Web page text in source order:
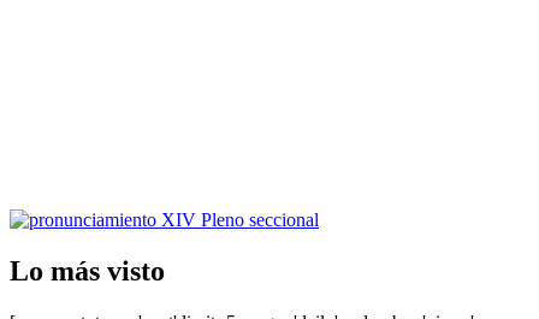
Lo más visto